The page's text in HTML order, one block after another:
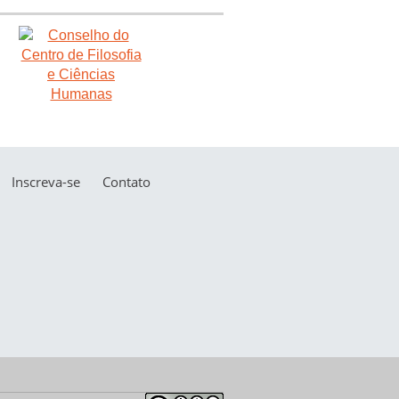
Inscreva-se Contato